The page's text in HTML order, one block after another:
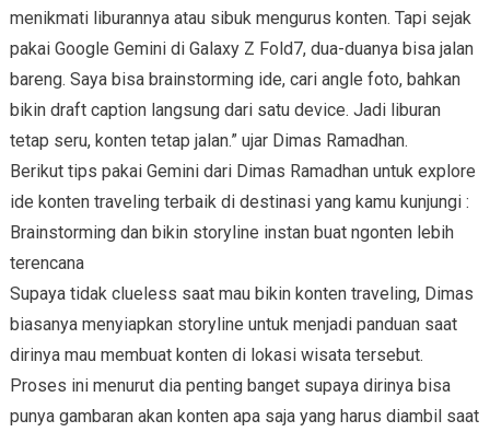
menikmati liburannya atau sibuk mengurus konten. Tapi sejak
pakai Google Gemini di Galaxy Z Fold7, dua-duanya bisa jalan
bareng. Saya bisa brainstorming ide, cari angle foto, bahkan
bikin draft caption langsung dari satu device. Jadi liburan
tetap seru, konten tetap jalan.” ujar Dimas Ramadhan.
Berikut tips pakai Gemini dari Dimas Ramadhan untuk explore
ide konten traveling terbaik di destinasi yang kamu kunjungi :
Brainstorming dan bikin storyline instan buat ngonten lebih
terencana
Supaya tidak clueless saat mau bikin konten traveling, Dimas
biasanya menyiapkan storyline untuk menjadi panduan saat
dirinya mau membuat konten di lokasi wisata tersebut.
Proses ini menurut dia penting banget supaya dirinya bisa
punya gambaran akan konten apa saja yang harus diambil saat